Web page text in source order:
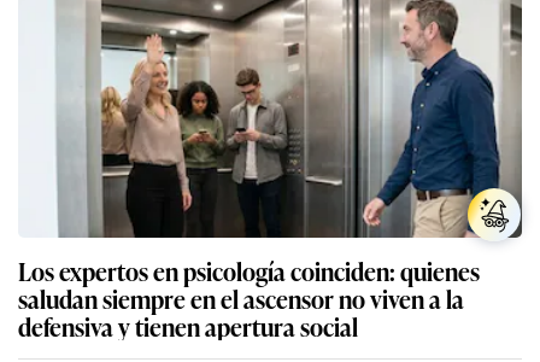
Los expertos en psicología coinciden: quienes
saludan siempre en el ascensor no viven a la
defensiva y tienen apertura social